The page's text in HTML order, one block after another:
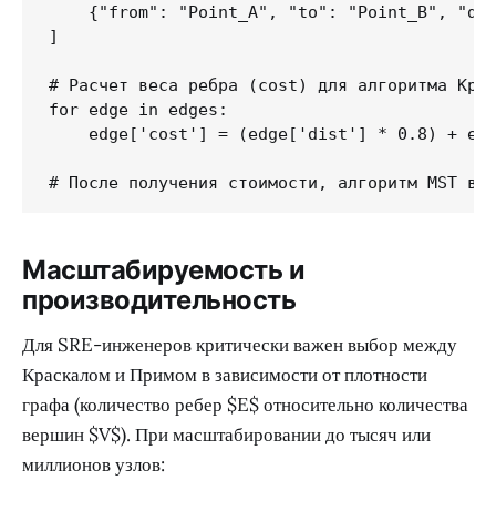
{"from": "Point_A", "to": "Point_B",
]
# Расчет веса ребра (cost) для алгоритма
for edge in edges:
edge['cost'] = (edge['dist'] * 0.8) +
# После получения стоимости, алгоритм MST
Масштабируемость и
производительность
Для SRE-инженеров критически важен выбор между
Краскалом и Примом в зависимости от плотности
графа (количество ребер $E$ относительно количества
вершин $V$). При масштабировании до тысяч или
миллионов узлов: